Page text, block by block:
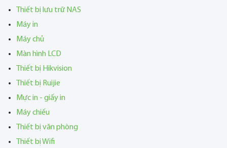
Thiết bị lưu trữ NAS
Máy in
Máy chủ
Màn hình LCD
Thiết bị Hikvision
Thiết bị Ruijie
Mực in - giấy in
Máy chiếu
Thiết bị văn phòng
Thiết bị Wifi